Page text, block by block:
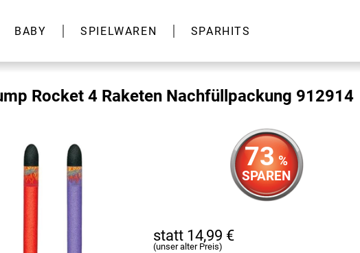
BABY SPIELWAREN SPARHITS
Rocket 4 Raketen Nachfüllpackung 912914
73 %
SPAREN
statt 14,99 €
(unser alter Preis)